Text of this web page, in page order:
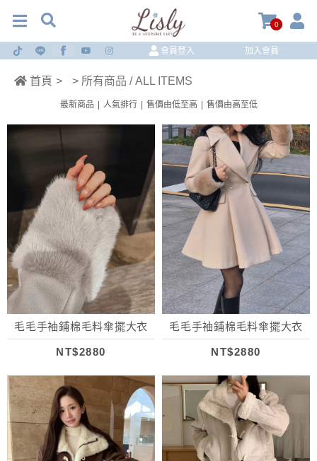
0
會員登入 加入會員
首頁 > > 所有商品 / ALL ITEMS
最新商品 人氣排行 售價由低至高 售價由高至低
毛毛手袖鋪棉毛料傘擺大衣
NT$2880
毛毛手袖鋪棉毛料傘擺大衣
NT$2880